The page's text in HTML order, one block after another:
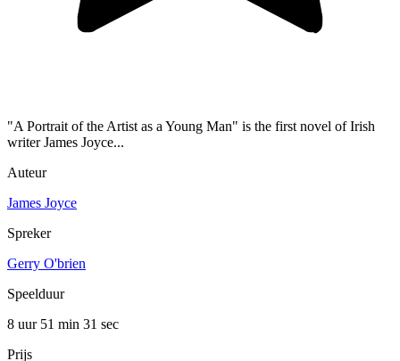
"A Portrait of the Artist as a Young Man" is the first novel of Irish
writer James Joyce...
Auteur
James Joyce
Spreker
Gerry O'brien
Speelduur
8 uur 51 min 31 sec
Prijs